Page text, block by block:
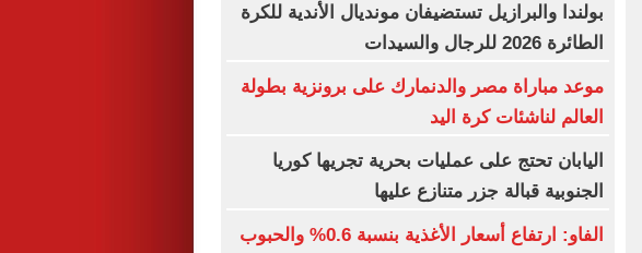
بولندا والبرازيل تستضيفان مونديال الأندية للكرة
الطائرة 2026 للرجال والسيدات
موعد مباراة مصر والدنمارك على برونزية بطولة
العالم لناشئات كرة اليد
اليابان تحتج على عمليات بحرية تجريها كوريا
الجنوبية قبالة جزر متنازع عليها
الفاو: ارتفاع أسعار الأغذية بنسبة 0.6% والحبوب